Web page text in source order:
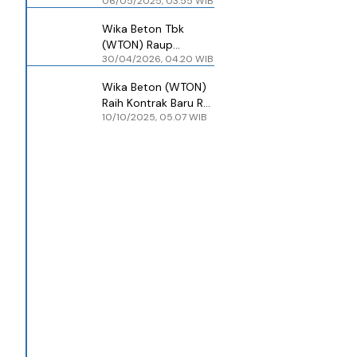
Wika Beton Tbk
(WTON) Raup
Pendapatan Rp 677
2026, Bagaimana
dengan Laba?
30/04/2026, 04.20 WIB
Wika Beton (WTON)
Raih Kontrak Baru Rp
2,79 Triliun hingga
10/10/2025, 05.07 WIB